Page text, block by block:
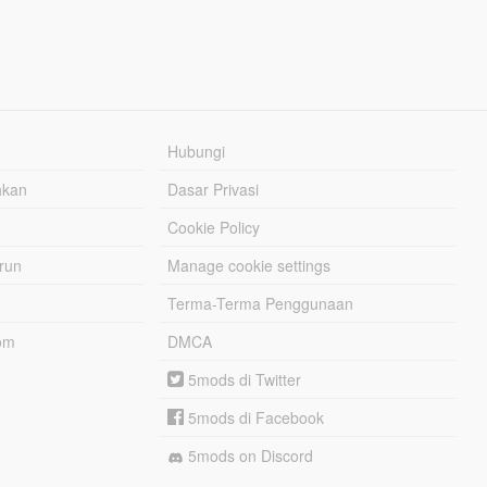
Hubungi
Dasar Privasi
Cookie Policy
Manage cookie settings
Terma-Terma Penggunaan
DMCA
5mods di Twitter
5mods di Facebook
5mods on Discord